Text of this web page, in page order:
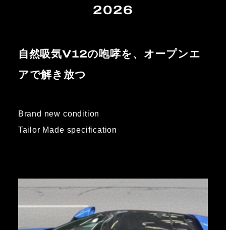
2026
自然吸気V12の咆哮を、オープンエ
アで解き放つ
Brand new condition
Tailor Made specification